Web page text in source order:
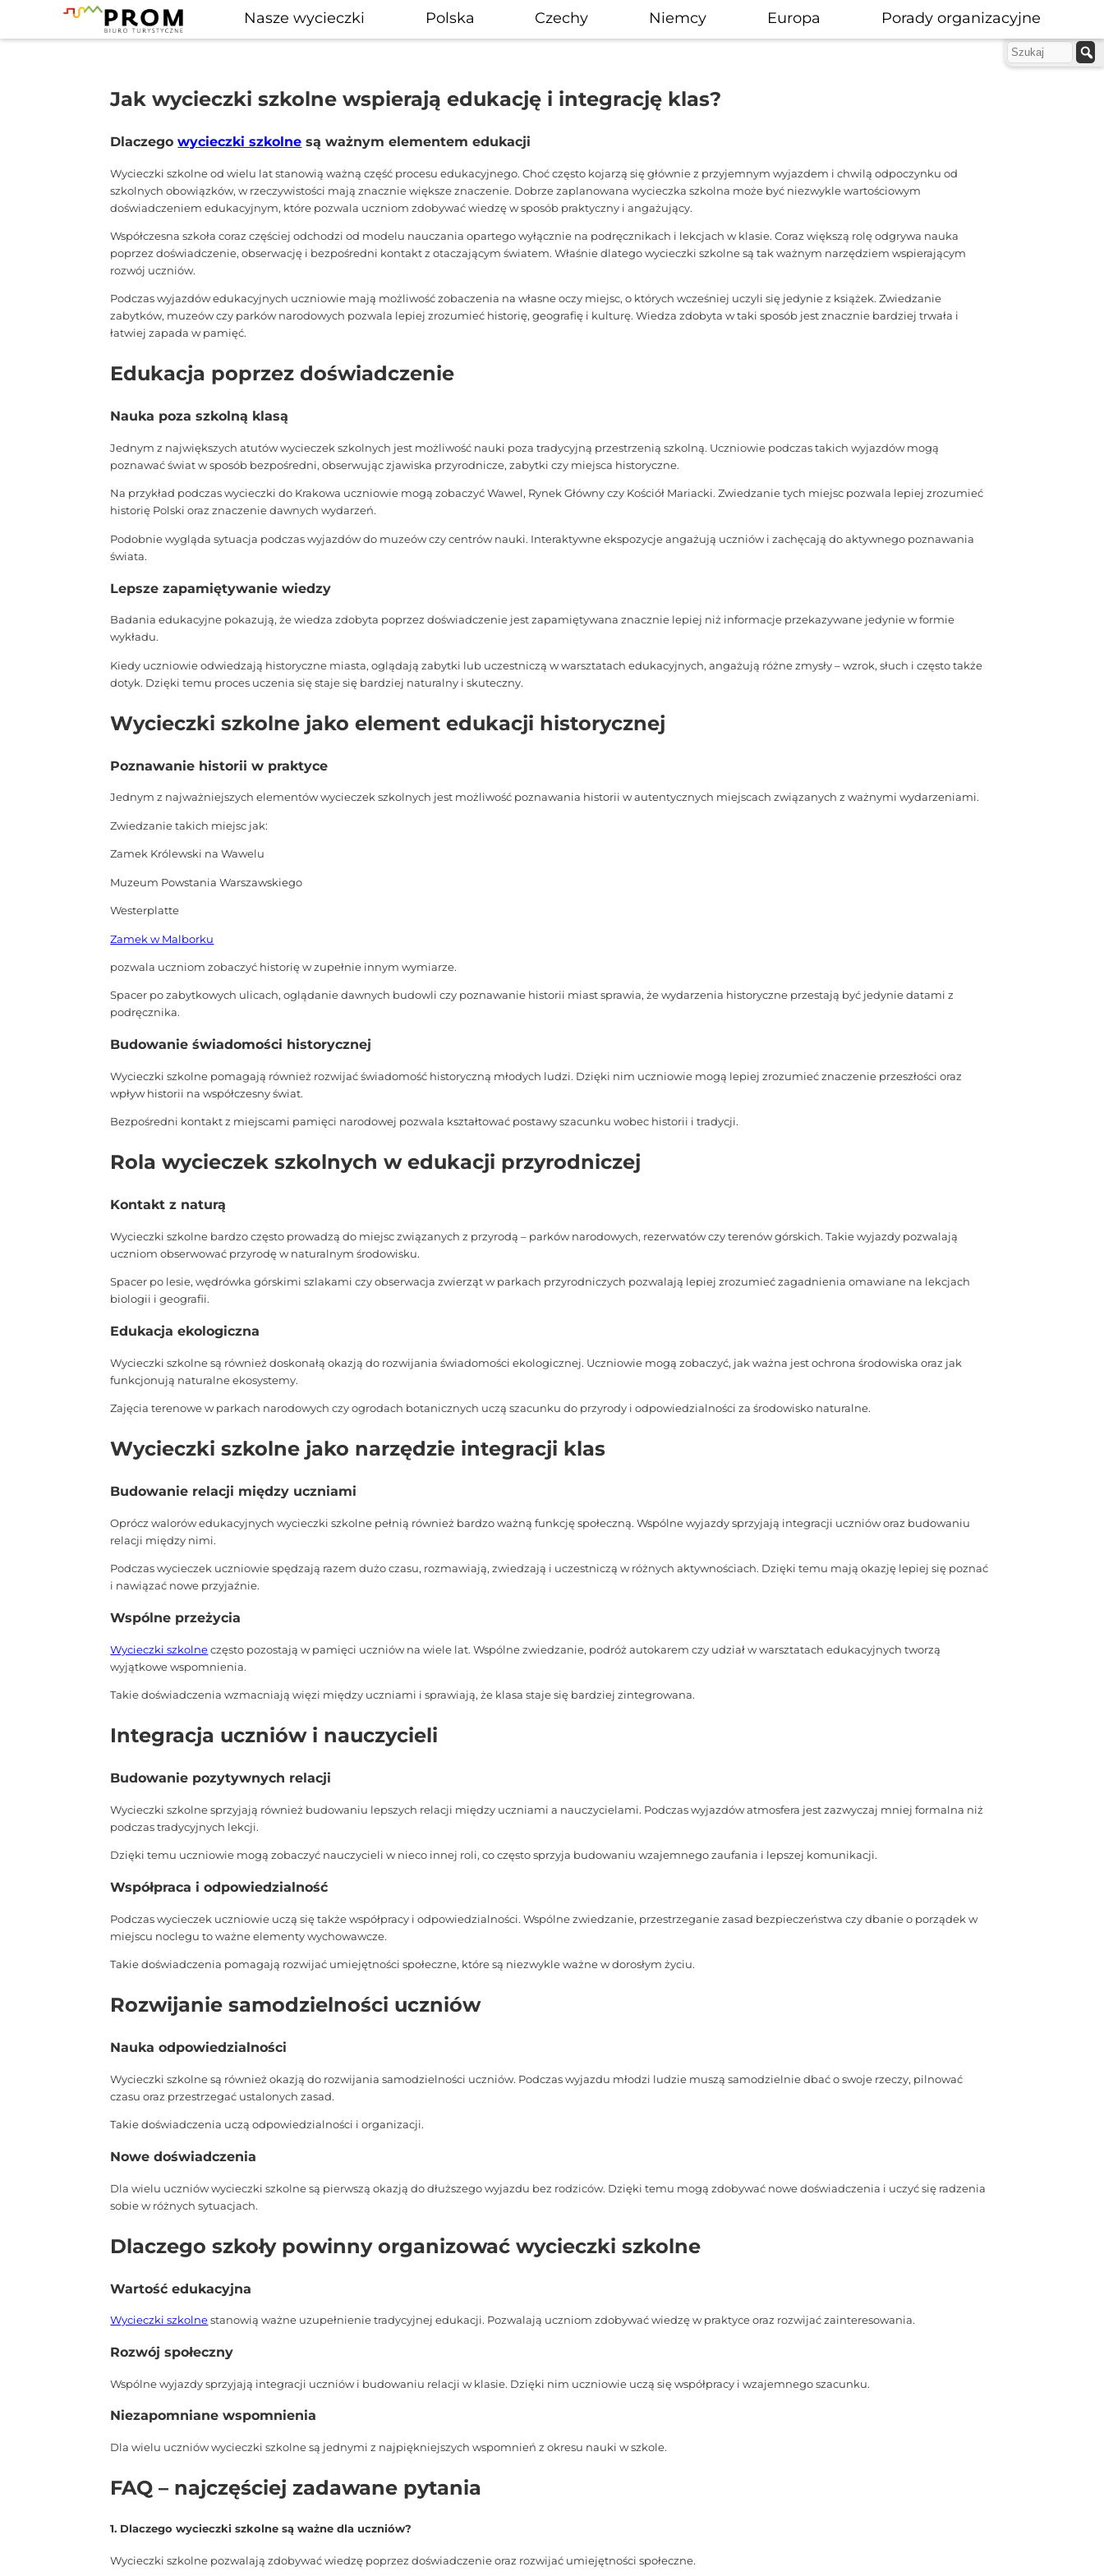
Nasze wycieczki Polska Czechy Niemcy Europa Porady organizacyjne
Jak wycieczki szkolne wspierają edukację i integrację klas?
Dlaczegowycieczki szkolne są ważnym elementem edukacji
Wycieczki szkolne od wielu lat stanowią ważną część procesu edukacyjnego. Choć często kojarzą się głównie z przyjemnym wyjazdem i chwilą odpoczynku od
szkolnych obowiązków, w rzeczywistości mają znacznie większe znaczenie. Dobrze zaplanowana wycieczka szkolna może być niezwykle wartościowym
doświadczeniem edukacyjnym, które pozwala uczniom zdobywać wiedzę w sposób praktyczny i angażujący.
Współczesna szkoła coraz częściej odchodzi od modelu nauczania opartego wyłącznie na podręcznikach i lekcjach w klasie. Coraz większą rolę odgrywa nauka
poprzez doświadczenie, obserwację i bezpośredni kontakt z otaczającym światem. Właśnie dlatego wycieczki szkolne są tak ważnym narzędziem wspierającym
rozwój uczniów.
Podczas wyjazdów edukacyjnych uczniowie mają możliwość zobaczenia na własne oczy miejsc, o których wcześniej uczyli się jedynie z książek. Zwiedzanie
zabytków, muzeów czy parków narodowych pozwala lepiej zrozumieć historię, geografię i kulturę. Wiedza zdobyta w taki sposób jest znacznie bardziej trwała i
łatwiej zapada w pamięć.
Edukacja poprzez doświadczenie
Nauka poza szkolną klasą
Jednym z największych atutów wycieczek szkolnych jest możliwość nauki poza tradycyjną przestrzenią szkolną. Uczniowie podczas takich wyjazdów mogą
poznawać świat w sposób bezpośredni, obserwując zjawiska przyrodnicze, zabytki czy miejsca historyczne.
Na przykład podczas wycieczki do Krakowa uczniowie mogą zobaczyć Wawel, Rynek Główny czy Kościół Mariacki. Zwiedzanie tych miejsc pozwala lepiej zrozumieć
historię Polski oraz znaczenie dawnych wydarzeń.
Podobnie wygląda sytuacja podczas wyjazdów do muzeów czy centrów nauki. Interaktywne ekspozycje angażują uczniów i zachęcają do aktywnego poznawania
świata.
Lepsze zapamiętywanie wiedzy
Badania edukacyjne pokazują, że wiedza zdobyta poprzez doświadczenie jest zapamiętywana znacznie lepiej niż informacje przekazywane jedynie w formie
wykładu.
Kiedy uczniowie odwiedzają historyczne miasta, oglądają zabytki lub uczestniczą w warsztatach edukacyjnych, angażują różne zmysły – wzrok, słuch i często także
dotyk. Dzięki temu proces uczenia się staje się bardziej naturalny i skuteczny.
Wycieczki szkolne jako element edukacji historycznej
Poznawanie historii w praktyce
Jednym z najważniejszych elementów wycieczek szkolnych jest możliwość poznawania historii w autentycznych miejscach związanych z ważnymi wydarzeniami.
Zwiedzanie takich miejsc jak:
Zamek Królewski na Wawelu
Muzeum Powstania Warszawskiego
Westerplatte
Zamek w Malborku
pozwala uczniom zobaczyć historię w zupełnie innym wymiarze.
Spacer po zabytkowych ulicach, oglądanie dawnych budowli czy poznawanie historii miast sprawia, że wydarzenia historyczne przestają być jedynie datami z
podręcznika.
Budowanie świadomości historycznej
Wycieczki szkolne pomagają również rozwijać świadomość historyczną młodych ludzi. Dzięki nim uczniowie mogą lepiej zrozumieć znaczenie przeszłości oraz
wpływ historii na współczesny świat.
Bezpośredni kontakt z miejscami pamięci narodowej pozwala kształtować postawy szacunku wobec historii i tradycji.
Rola wycieczek szkolnych w edukacji przyrodniczej
Kontakt z naturą
Wycieczki szkolne bardzo często prowadzą do miejsc związanych z przyrodą – parków narodowych, rezerwatów czy terenów górskich. Takie wyjazdy pozwalają
uczniom obserwować przyrodę w naturalnym środowisku.
Spacer po lesie, wędrówka górskimi szlakami czy obserwacja zwierząt w parkach przyrodniczych pozwalają lepiej zrozumieć zagadnienia omawiane na lekcjach
biologii i geografii.
Edukacja ekologiczna
Wycieczki szkolne są również doskonałą okazją do rozwijania świadomości ekologicznej. Uczniowie mogą zobaczyć, jak ważna jest ochrona środowiska oraz jak
funkcjonują naturalne ekosystemy.
Zajęcia terenowe w parkach narodowych czy ogrodach botanicznych uczą szacunku do przyrody i odpowiedzialności za środowisko naturalne.
Wycieczki szkolne jako narzędzie integracji klas
Budowanie relacji między uczniami
Oprócz walorów edukacyjnych wycieczki szkolne pełnią również bardzo ważną funkcję społeczną. Wspólne wyjazdy sprzyjają integracji uczniów oraz budowaniu
relacji między nimi.
Podczas wycieczek uczniowie spędzają razem dużo czasu, rozmawiają, zwiedzają i uczestniczą w różnych aktywnościach. Dzięki temu mają okazję lepiej się poznać
i nawiązać nowe przyjaźnie.
Wspólne przeżycia
Wycieczki szkolneczęsto pozostają w pamięci uczniów na wiele lat. Wspólne zwiedzanie, podróż autokarem czy udział w warsztatach edukacyjnych tworzą
wyjątkowe wspomnienia.
Takie doświadczenia wzmacniają więzi między uczniami i sprawiają, że klasa staje się bardziej zintegrowana.
Integracja uczniów i nauczycieli
Budowanie pozytywnych relacji
Wycieczki szkolne sprzyjają również budowaniu lepszych relacji między uczniami a nauczycielami. Podczas wyjazdów atmosfera jest zazwyczaj mniej formalna niż
podczas tradycyjnych lekcji.
Dzięki temu uczniowie mogą zobaczyć nauczycieli w nieco innej roli, co często sprzyja budowaniu wzajemnego zaufania i lepszej komunikacji.
Współpraca i odpowiedzialność
Podczas wycieczek uczniowie uczą się także współpracy i odpowiedzialności. Wspólne zwiedzanie, przestrzeganie zasad bezpieczeństwa czy dbanie o porządek w
miejscu noclegu to ważne elementy wychowawcze.
Takie doświadczenia pomagają rozwijać umiejętności społeczne, które są niezwykle ważne w dorosłym życiu.
Rozwijanie samodzielności uczniów
Nauka odpowiedzialności
Wycieczki szkolne są również okazją do rozwijania samodzielności uczniów. Podczas wyjazdu młodzi ludzie muszą samodzielnie dbać o swoje rzeczy, pilnować
czasu oraz przestrzegać ustalonych zasad.
Takie doświadczenia uczą odpowiedzialności i organizacji.
Nowe doświadczenia
Dla wielu uczniów wycieczki szkolne są pierwszą okazją do dłuższego wyjazdu bez rodziców. Dzięki temu mogą zdobywać nowe doświadczenia i uczyć się radzenia
sobie w różnych sytuacjach.
Dlaczego szkoły powinny organizować wycieczki szkolne
Wartość edukacyjna
Wycieczki szkolnestanowią ważne uzupełnienie tradycyjnej edukacji. Pozwalają uczniom zdobywać wiedzę w praktyce oraz rozwijać zainteresowania.
Rozwój społeczny
Wspólne wyjazdy sprzyjają integracji uczniów i budowaniu relacji w klasie. Dzięki nim uczniowie uczą się współpracy i wzajemnego szacunku.
Niezapomniane wspomnienia
Dla wielu uczniów wycieczki szkolne są jednymi z najpiękniejszych wspomnień z okresu nauki w szkole.
FAQ – najczęściej zadawane pytania
1. Dlaczego wycieczki szkolne są ważne dla uczniów?
Wycieczki szkolne pozwalają zdobywać wiedzę poprzez doświadczenie oraz rozwijać umiejętności społeczne.